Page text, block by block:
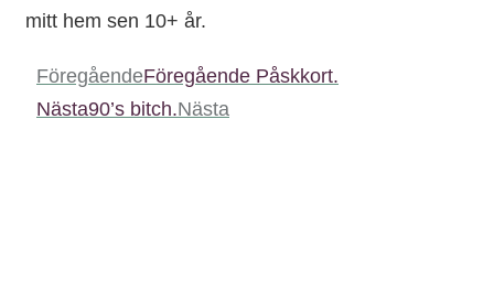
mitt hem sen 10+ år.
FöregåendeFöregående Påskkort.
Nästa90’s bitch.Nästa